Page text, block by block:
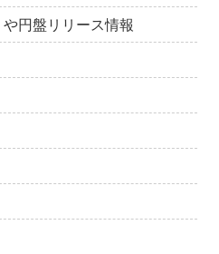
円盤リリース情報